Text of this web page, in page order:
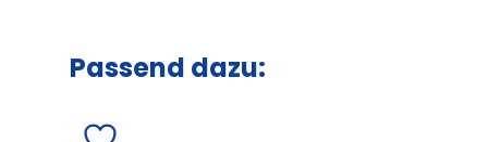
Passend dazu: